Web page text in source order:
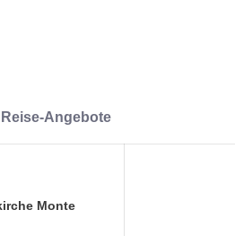
Reise-Angebote
Monte